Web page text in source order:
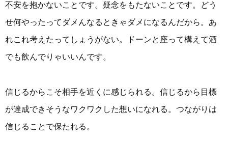
不安を抱かないことです。疑念をもたないことです。どう
せ何やったってダメんなるときゃダメになるんだから。あ
れこれ考えたってしょうがない。ドーンと座って構えて酒
でも飲んでりゃいいんです。
信じるからこそ相手を近くに感じられる。信じるから目標
が達成できそうなワクワクした想いになれる。つながりは
信じることで保たれる。